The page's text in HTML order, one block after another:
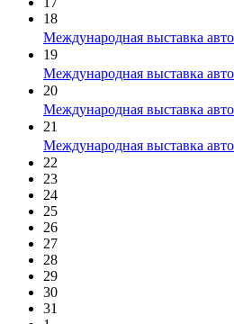
18
Международная выставка
19
Международная выставка
20
Международная выставка
21
Международная выставка
22
23
24
25
26
27
28
29
30
31